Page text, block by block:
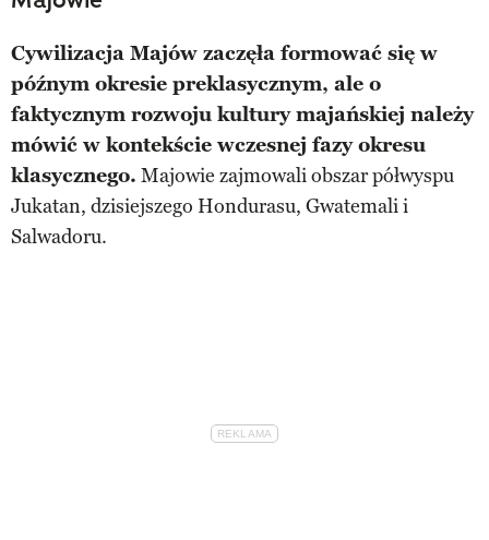
Cywilizacja Majów zaczęła formować się w
późnym okresie preklasycznym, ale o
faktycznym rozwoju kultury majańskiej należy
mówić w kontekście wczesnej fazy okresu
klasycznego. Majowie zajmowali obszar półwyspu
Jukatan, dzisiejszego Hondurasu, Gwatemali i
Salwadoru.